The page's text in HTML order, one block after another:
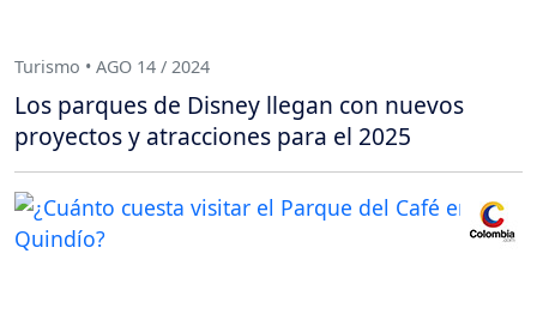
Turismo • AGO 14 / 2024
Los parques de Disney llegan con nuevos
proyectos y atracciones para el 2025